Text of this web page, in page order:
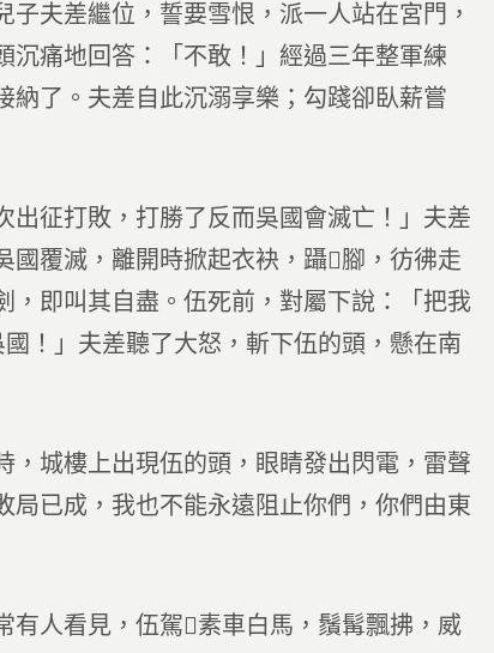
夫差繼位，誓要雪恨，派一人站在宮門，
沉痛地回答：「不敢！」經過三年整軍練
納了。夫差自此沉溺享樂；勾踐卻臥薪嘗
征打敗，打勝了反而吳國會滅亡！」夫差
國覆滅，離開時掀起衣袂，躡腳，彷彿走
，即叫其自盡。伍死前，對屬下說：「把我
！」夫差聽了大怒，斬下伍的頭，懸在南
城樓上出現伍的頭，眼睛發出閃電，雷聲
已成，我也不能永遠阻止你們，你們由東
有人看見，伍駕素車白馬，鬚髯飄拂，威